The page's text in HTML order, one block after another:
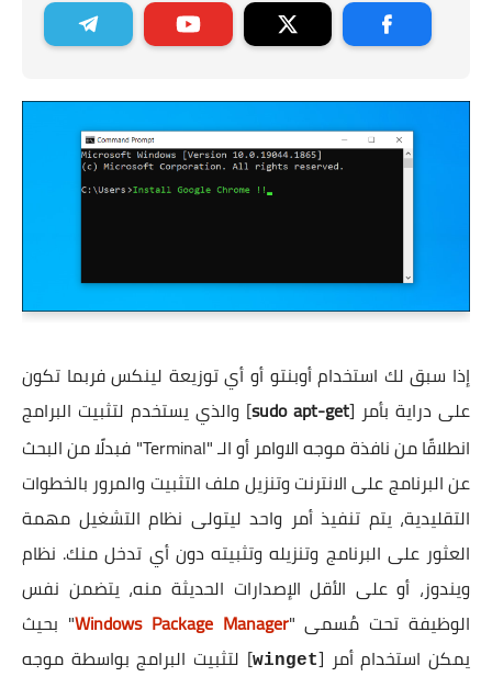
إذا سبق لك استخدام أوبنتو أو أي توزيعة لينكس فربما تكون
على دراية بأمر [sudo apt-get] والذي يستخدم لتثبيت البرامج
انطلاقًا من نافذة موجه الاوامر أو الـ "Terminal" فبدلًا من البحث
عن البرنامج على الانترنت وتنزيل ملف التثبيت والمرور بالخطوات
التقليدية، يتم تنفيذ أمر واحد ليتولى نظام التشغيل مهمة
العثور على البرنامج وتنزيله وتثبيته دون أي تدخل منك. نظام
ويندوز، أو على الأقل الإصدارات الحديثة منه، يتضمن نفس
الوظيفة تحت مُسمى "Windows Package Manager" بحيث
يمكن استخدام أمر [winget] لتثبيت البرامج بواسطة موجه